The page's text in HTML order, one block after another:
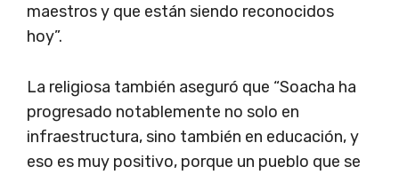
maestros y que están siendo reconocidos
hoy”.
La religiosa también aseguró que “Soacha ha
progresado notablemente no solo en
infraestructura, sino también en educación, y
eso es muy positivo, porque un pueblo que se